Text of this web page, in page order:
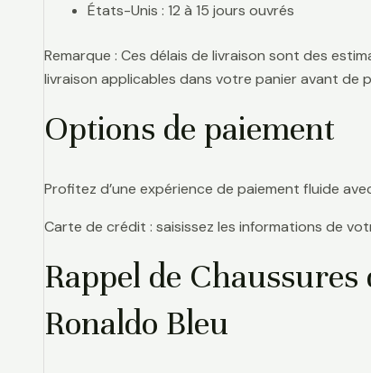
États-Unis : 12 à 15 jours ouvrés
Remarque : Ces délais de livraison sont des
livraison applicables dans votre panier avant de
Options de paiement
Profitez d’une expérience de paiement fluide
Carte de crédit : saisissez les informations de
Rappel de
Ronaldo Bleu